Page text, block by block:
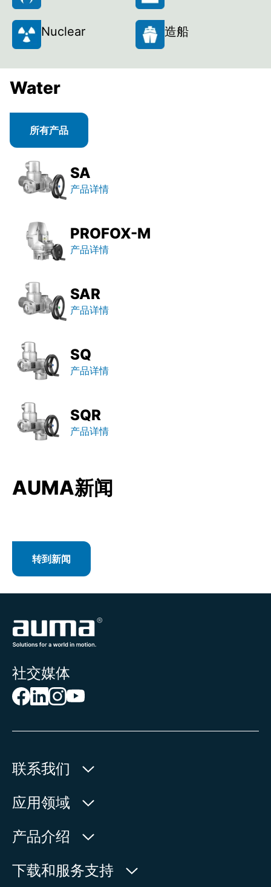
Nuclear 造船
Water
所有产品
SA
产品详情
PROFOX-M
产品详情
SAR
产品详情
SQ
产品详情
SQR
产品详情
AUMA新闻
转到新闻
社交媒体
联系我们
欧玛执行器(中国)有限公司
人民北路171号
215499
应用领域
水利
电力
产品介绍
产品查询
下载和服务支持